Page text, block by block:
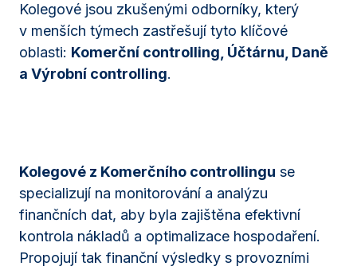
Kolegové jsou zkušenými odborníky, který
v menších týmech zastřešují tyto klíčové
oblasti: Komerční controlling, Účtárnu, Daně
a Výrobní controlling.
Kolegové z Komerčního controllingu se
specializují na monitorování a analýzu
finančních dat, aby byla zajištěna efektivní
kontrola nákladů a optimalizace hospodaření.
Propojují tak finanční výsledky s provozními